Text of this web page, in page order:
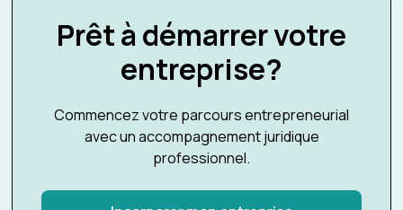
Prêt à démarrer votre
entreprise?
Commencez votre parcours entrepreneurial
avec un accompagnement juridique
professionnel.